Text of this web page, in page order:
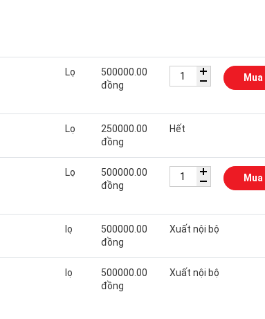
Lọ
500000.00
đồng
Lọ
250000.00
đồng
Hết
Lọ
500000.00
đồng
lọ
500000.00
đồng
Xuất nội bộ
lọ
500000.00
đồng
Xuất nội bộ